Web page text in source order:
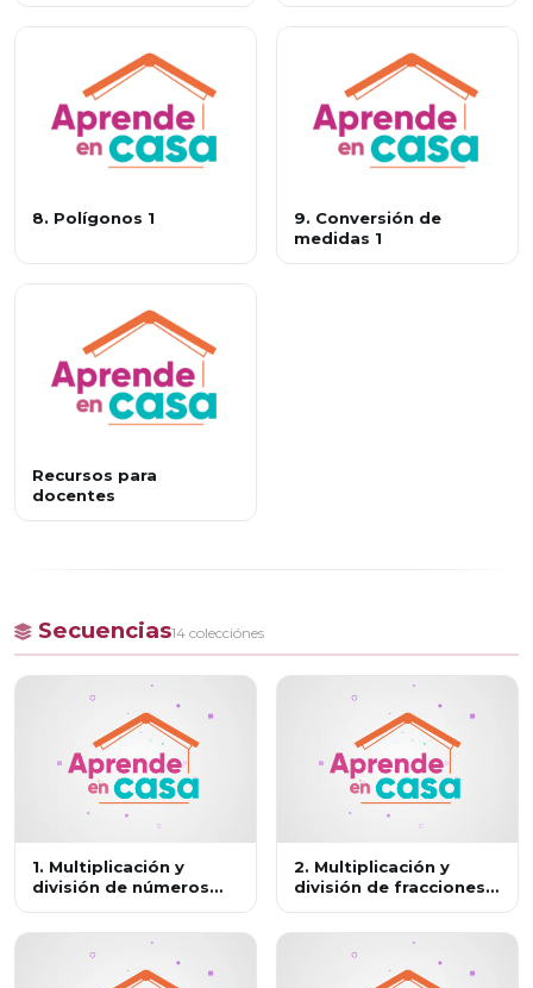
8. Polígonos 1
9. Conversión de
medidas 1
Recursos para
docentes
Secuencias14 colecciónes
1. Multiplicación y
división de números
2. Multiplicación y
división de fracciones